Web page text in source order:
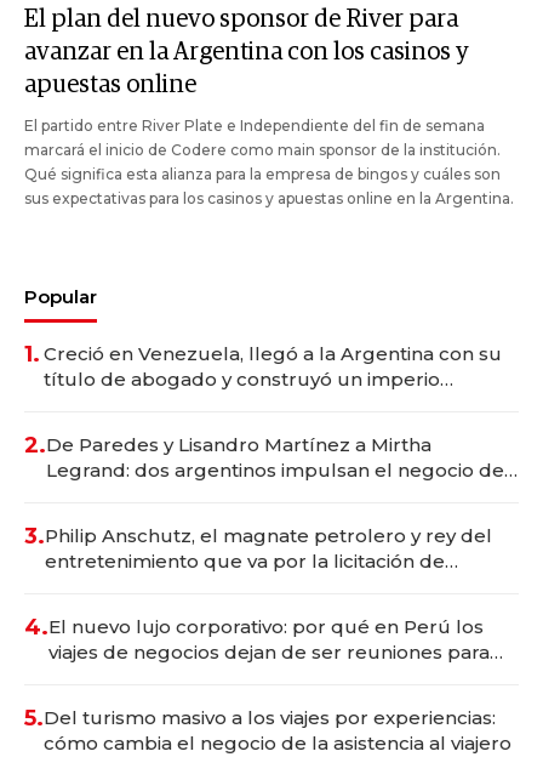
El plan del nuevo sponsor de River para
avanzar en la Argentina con los casinos y
apuestas online
El partido entre River Plate e Independiente del fin de semana
marcará el inicio de Codere como main sponsor de la institución.
Qué significa esta alianza para la empresa de bingos y cuáles son
sus expectativas para los casinos y apuestas online en la Argentina.
Popular
1. Creció en Venezuela, llegó a la Argentina con su
título de abogado y construyó un imperio
2.De Paredes y Lisandro Martínez a Mirtha
Legrand: dos argentinos impulsan el negocio del
3.Philip Anschutz, el magnate petrolero y rey del
entretenimiento que va por la licitación de
4.El nuevo lujo corporativo: por qué en Perú los
viajes de negocios dejan de ser reuniones para
5.Del turismo masivo a los viajes por experiencias:
cómo cambia el negocio de la asistencia al viajero